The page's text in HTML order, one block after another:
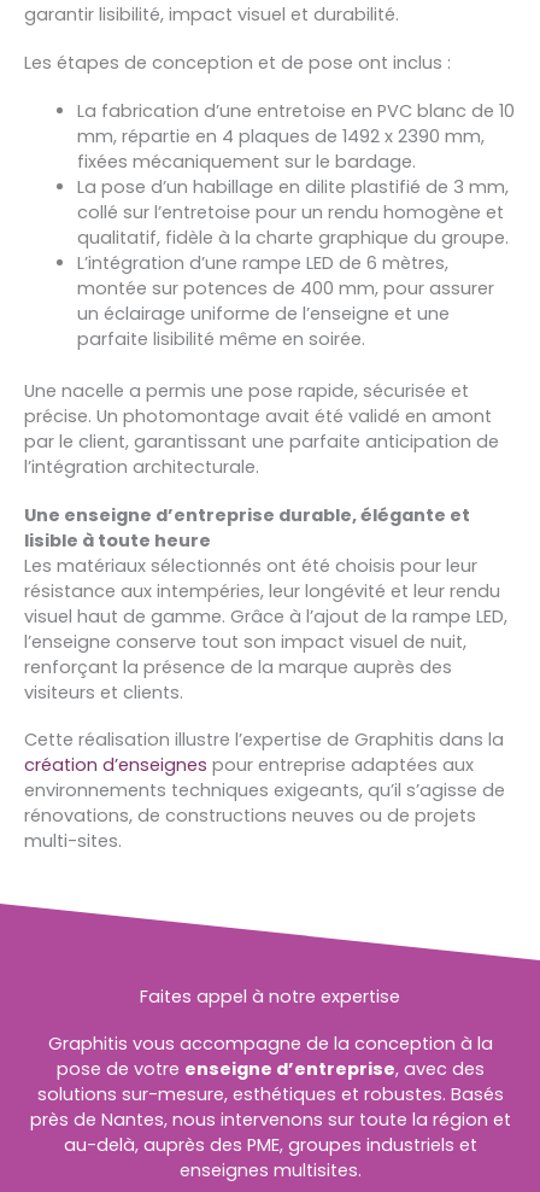
garantir lisibilité, impact visuel et durabilité.
Les étapes de conception et de pose ont inclus :
La fabrication d’une entretoise en PVC blanc de 10
mm, répartie en 4 plaques de 1492 x 2390 mm,
fixées mécaniquement sur le bardage.
La pose d’un habillage en dilite plastifié de 3 mm,
collé sur l’entretoise pour un rendu homogène et
qualitatif, fidèle à la charte graphique du groupe.
L’intégration d’une rampe LED de 6 mètres,
montée sur potences de 400 mm, pour assurer
un éclairage uniforme de l’enseigne et une
parfaite lisibilité même en soirée.
Une nacelle a permis une pose rapide, sécurisée et
précise. Un photomontage avait été validé en amont
par le client, garantissant une parfaite anticipation de
l’intégration architecturale.
Une enseigne d’entreprise durable, élégante et
lisible à toute heure
Les matériaux sélectionnés ont été choisis pour leur
résistance aux intempéries, leur longévité et leur rendu
visuel haut de gamme. Grâce à l’ajout de la rampe LED,
l’enseigne conserve tout son impact visuel de nuit,
renforçant la présence de la marque auprès des
visiteurs et clients.
Cette réalisation illustre l’expertise de Graphitis dans la
création d’enseignes pour entreprise adaptées aux
environnements techniques exigeants, qu’il s’agisse de
rénovations, de constructions neuves ou de projets
multi-sites.
Faites appel à notre expertise
Graphitis vous accompagne de la conception à la
pose de votre enseigne d’entreprise, avec des
solutions sur-mesure, esthétiques et robustes. Basés
près de Nantes, nous intervenons sur toute la région et
au-delà, auprès des PME, groupes industriels et
enseignes multisites.